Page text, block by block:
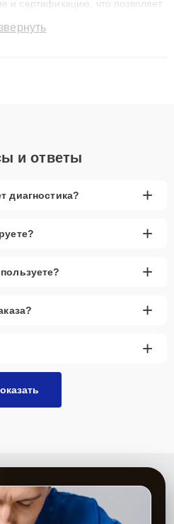
и сертификацию, что позволяет
до 3 лет. Наши мастера
и ответы
диагностика? +
+
+
+
+